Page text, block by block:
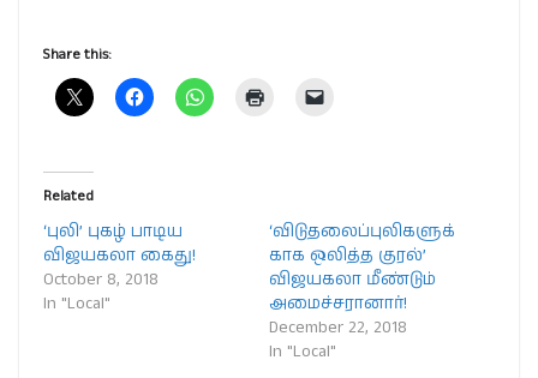
Share this:
Related
‘புலி’ புகழ் பாடிய
விஜயகலா கைது!
October 8, 2018
In "Local"
‘விடுதலைப்புலிகளுக்
காக ஒலித்த குரல்’
விஜயகலா மீண்டும்
அமைச்சரானார்!
December 22, 2018
In "Local"